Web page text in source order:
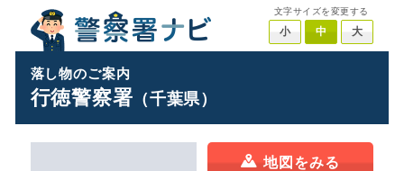
文字サイズを変更する
小 中 大
落し物のご案内
行徳警察署（千葉県）
地図をみる